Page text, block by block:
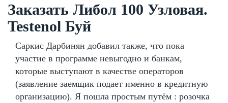
Заказать Либол 100 Узловая.
Testenol Буй
Саркис Дарбинян добавил также, что пока
участие в программе невыгодно и банкам,
которые выступают в качестве операторов
(заявление заемщик подает именно в кредитную
организацию). Я пошла простым путём : розочка